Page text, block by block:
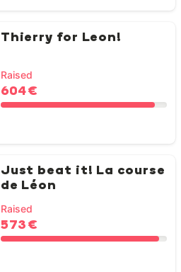
Thierry for Leon!
Raised
604 €
Just beat it! La course
de Léon
Raised
573 €